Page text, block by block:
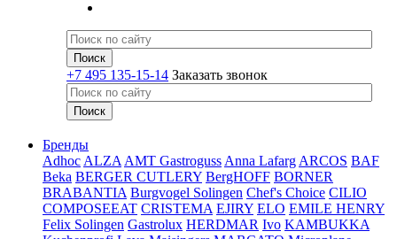
+7 495 135-15-14 Заказать звонок
Бренды
Adhoc ALZA AMT Gastroguss Anna Lafarg ARCOS BAF
Beka BERGER CUTLERY BergHOFF BORNER
BRABANTIA Burgvogel Solingen Chef's Choice CILIO
COMPOSEEAT CRISTEMA EJIRY ELO EMILE HENRY
Felix Solingen Gastrolux HERDMAR Ivo KAMBUKKA